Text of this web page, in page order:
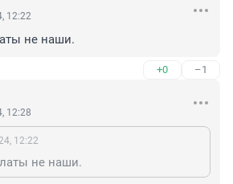
12:22
не наши.
+0 –1
12:28
12:22
не наши.